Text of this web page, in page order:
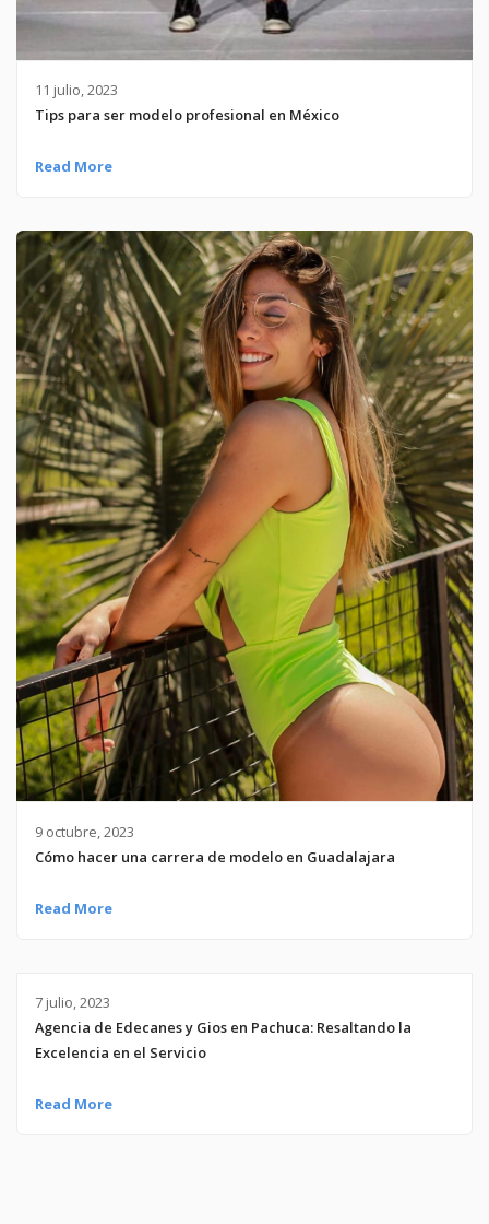
11 julio, 2023
Tips para ser modelo profesional en México
Read More
9 octubre, 2023
Cómo hacer una carrera de modelo en Guadalajara
Read More
7 julio, 2023
Agencia de Edecanes y Gios en Pachuca: Resaltando la
Excelencia en el Servicio
Read More